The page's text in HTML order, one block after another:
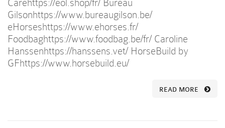
Carehttps://eol.shop/fr/ Bureau
Gilsonhttps://www.bureaugilson.be/
eHorseshttps://www.ehorses.fr/
Foodbaghttps://www.foodbag.be/fr/ Caroline
Hanssenhttps://hanssens.vet/ HorseBuild by
GFhttps://www.horsebuild.eu/
READ MORE